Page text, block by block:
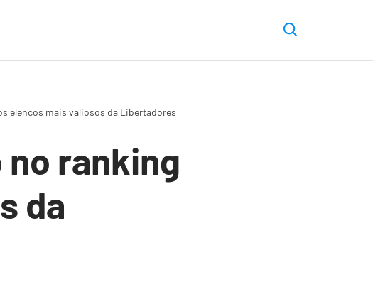
elencos mais valiosos da Libertadores
no ranking
da